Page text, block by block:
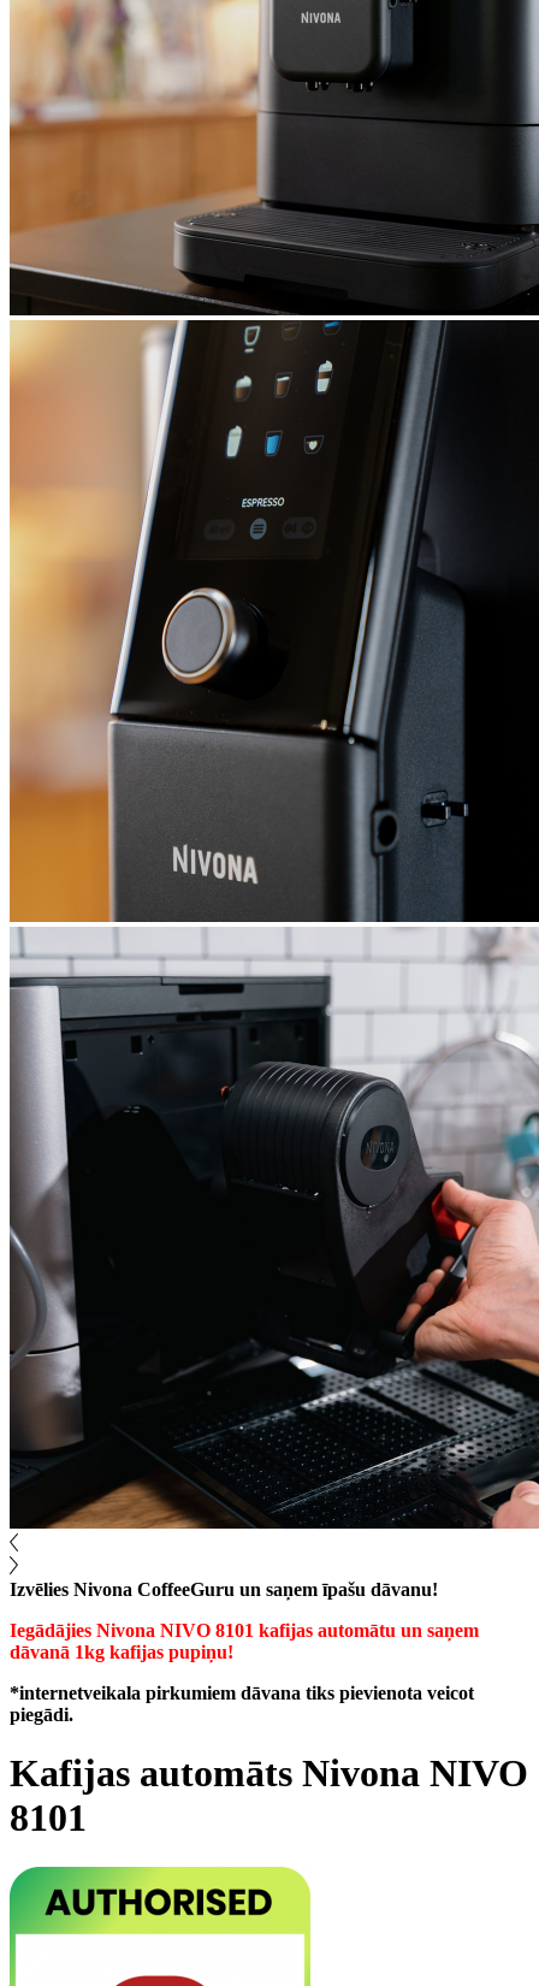
Izvēlies Nivona CoffeeGuru un saņem īpašu dāvanu!
Iegādājies Nivona NIVO 8101 kafijas automātu un saņem
dāvanā 1kg kafijas pupiņu!
*internetveikala pirkumiem dāvana tiks pievienota veicot
piegādi.
Kafijas automāts Nivona NIVO
8101